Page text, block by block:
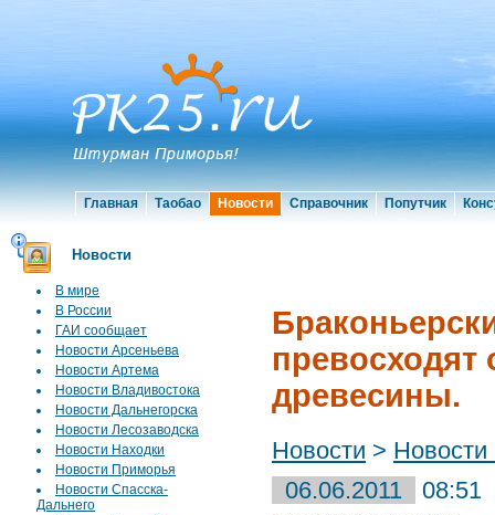
Главная Таобао Новости Справочник Попутчик
Новости
В мире
В России
ГАИ сообщает
Новости Арсеньева
Новости Артема
Новости Владивостока
Новости Дальнегорска
Новости Лесозаводска
Новости Находки
Новости Приморья
Новости Спасска-
Дальнего
превосходят
древесины.
Новости >
06.06.2011
08:51